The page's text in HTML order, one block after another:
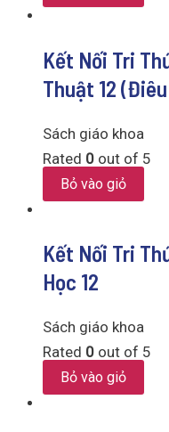
Kết Nối Tri
Thuật 12
Sách giáo khoa
Rated 0 out of 5
Bỏ vào giỏ
Kết Nối Tri
Học 12
Sách giáo khoa
Rated 0 out of 5
Bỏ vào giỏ